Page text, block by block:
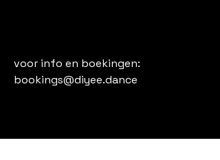
voor info en boekingen:
bookings@diyee.dance